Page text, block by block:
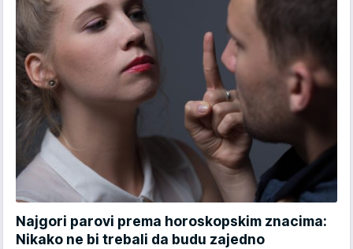
Najgori parovi prema horoskopskim znacima:
Nikako ne bi trebali da budu zajedno